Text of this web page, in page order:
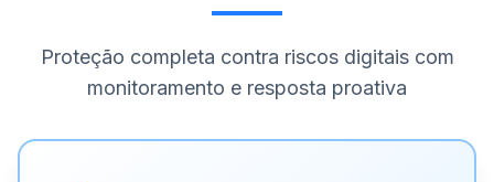
Proteção completa contra riscos digitais com
monitoramento e resposta proativa